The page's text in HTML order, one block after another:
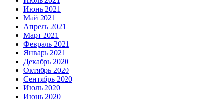
Июнь 2021
Май 2021
Апрель 2021
Март 2021
Февраль 2021
Январь 2021
Декабрь 2020
Октябрь 2020
Сентябрь 2020
Июль 2020
Июнь 2020